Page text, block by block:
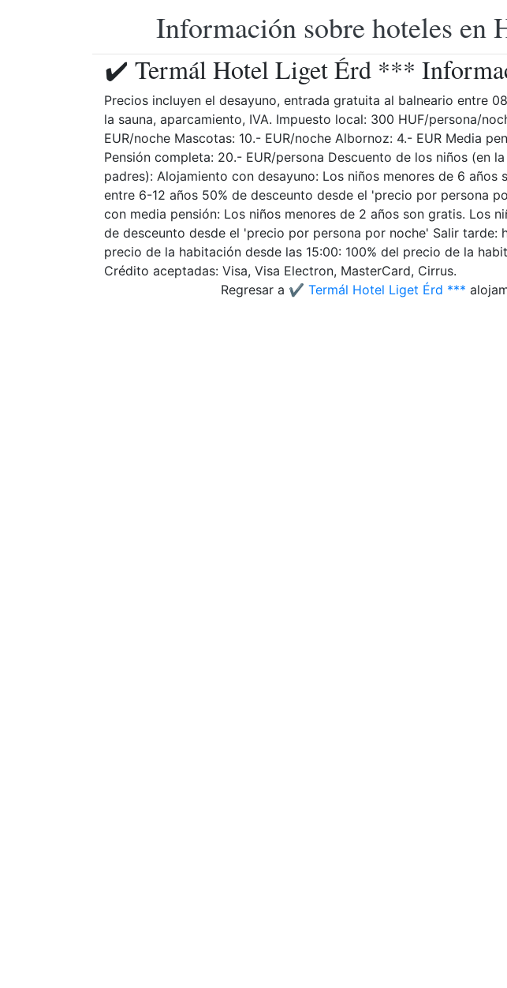
Información sobre hoteles en
✔️ Termál Hotel Liget Érd ***
Precios incluyen el desayuno, entrada gratuita al balneario entre
la sauna, aparcamiento, IVA. Impuesto local: 300 HUF/persona/
EUR/noche Mascotas: 10.- EUR/noche Albornoz: 4.- EUR Media
Pensión completa: 20.- EUR/persona Descuento de los niños (en
padres): Alojamiento con desayuno: Los niños menores de 6 años
entre 6-12 años 50% de desceunto desde el 'precio por persona
con media pensión: Los niños menores de 2 años son gratis. Los
de desceunto desde el 'precio por persona por noche' Salir tarde:
precio de la habitación desde las 15:00: 100% del precio de la
Crédito aceptadas: Visa, Visa Electron, MasterCard, Cirrus.
Regresar a ✔️ Termál Hotel Liget Érd ***